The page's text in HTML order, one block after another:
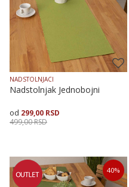
NADSTOLNJACI
Nadstolnjak Jednobojni
299,00 RSD
499,00RSD
Veličina
35X135 50X90
Dodaj u korpu
40%